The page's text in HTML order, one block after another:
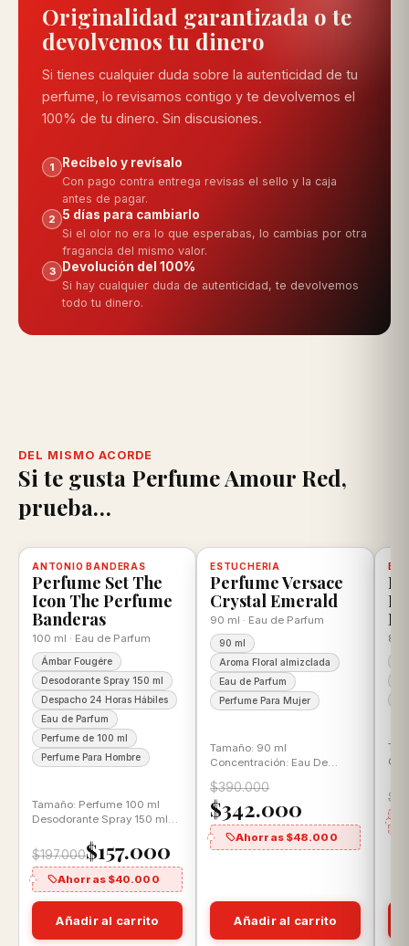
Originalidad garantizada o te
devolvemos tu dinero
Si tienes cualquier duda sobre la autenticidad de tu
perfume, lo revisamos contigo y te devolvemos el
100% de tu dinero. Sin discusiones.
1 Recíbelo y revísalo
Con pago contra entrega revisas el sello y la caja
antes de pagar.
2 5 días para cambiarlo
Si el olor no era lo que esperabas, lo cambias por otra
fragancia del mismo valor.
3 Devolución del 100%
Si hay cualquier duda de autenticidad, te devolvemos
todo tu dinero.
DEL MISMO ACORDE
Si te gusta Perfume Amour Red,
prueba…
Disponible, con descuentoDisponible, con descuento
-20% 100% ORIGINAL
ANTONIO BANDERAS
Perfume Set The
Icon The Perfume
Banderas
100 ml · Eau de Parfum
Ámbar Fougére
Desodorante Spray 150 ml
Despacho 24 Horas Hábiles
Eau de Parfum
Perfume de 100 ml
Perfume Para Hombre
Tamaño: Perfume 100 ml
Desodorante Spray 150 ml
Parfum Aroma: Ámbar…
$197.000$157.000
Ahorras $40.000
Añadir al carrito
-12%
ESTUCHERIA
Perfume Versace
Crystal Emerald
90 ml · Eau de Parfum
90 ml
Aroma Floral almizclada
Eau de Parfum
Perfume Para Mujer
Tamaño: 90 ml
Concentración: Eau De
Parfum Aroma: Floral
almizclada
$390.000
$342.000
Ahorras $48.000
Añadir al carrito
80